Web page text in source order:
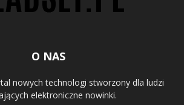
O NAS
nowych technologi stworzony dla ludzi
elektroniczne nowinki.